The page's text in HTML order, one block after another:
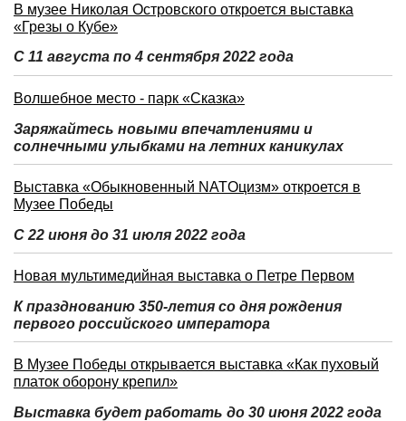
В музее Николая Островского откроется выставка
«Грезы о Кубе»
С 11 августа по 4 сентября 2022 года
Волшебное место - парк «Сказка»
Заряжайтесь новыми впечатлениями и
солнечными улыбками на летних каникулах
Выставка «Обыкновенный NATOцизм» откроется в
Музее Победы
С 22 июня до 31 июля 2022 года
Новая мультимедийная выставка о Петре Первом
К празднованию 350-летия со дня рождения
первого российского императора
В Музее Победы открывается выставка «Как пуховый
платок оборону крепил»
Выставка будет работать до 30 июня 2022 года